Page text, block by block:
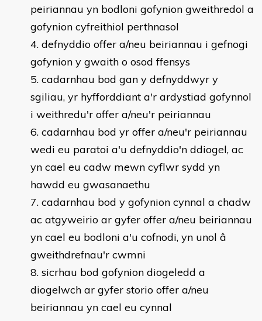
peiriannau yn bodloni gofynion gweithredol a
gofynion cyfreithiol perthnasol
defnyddio offer a/neu beiriannau i gefnogi
gofynion y gwaith o osod ffensys
cadarnhau bod gan y defnyddwyr y
sgiliau, yr hyfforddiant a'r ardystiad gofynnol
i weithredu'r offer a/neu'r peiriannau
cadarnhau bod yr offer a/neu'r peiriannau
wedi eu paratoi a'u defnyddio'n ddiogel, ac
yn cael eu cadw mewn cyflwr sydd yn
hawdd eu gwasanaethu
cadarnhau bod y gofynion cynnal a chadw
ac atgyweirio ar gyfer offer a/neu beiriannau
yn cael eu bodloni a'u cofnodi, yn unol â
gweithdrefnau'r cwmni
sicrhau bod gofynion diogeledd a
diogelwch ar gyfer storio offer a/neu
beiriannau yn cael eu cynnal